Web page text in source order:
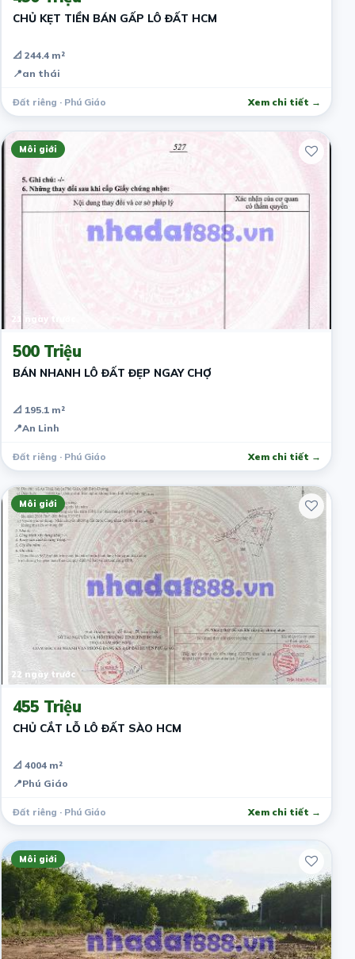
CHỦ KẸT TIỀN BÁN GẤP LÔ ĐẤT HCM
📐 244.4 m²
📍an thái
Đất riêng · Phú Giáo Xem chi tiết →
Môi giới
21 ngày trước
500 Triệu
BÁN NHANH LÔ ĐẤT ĐẸP NGAY CHỢ
📐 195.1 m²
📍An Linh
Đất riêng · Phú Giáo Xem chi tiết →
Môi giới
22 ngày trước
455 Triệu
CHỦ CẮT LỖ LÔ ĐẤT SÀO HCM
📐 4004 m²
📍Phú Giáo
Đất riêng · Phú Giáo Xem chi tiết →
Môi giới